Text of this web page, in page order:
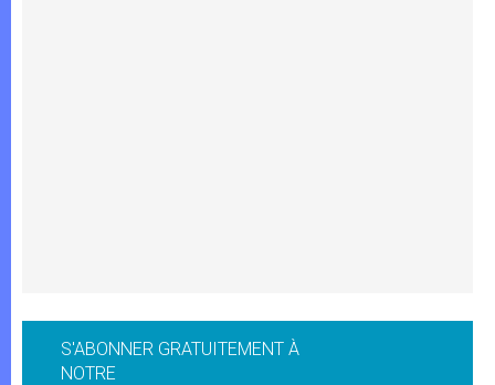
S'ABONNER GRATUITEMENT À
NOTRE